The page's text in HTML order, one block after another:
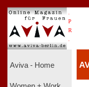
P
R
Aviva - Home